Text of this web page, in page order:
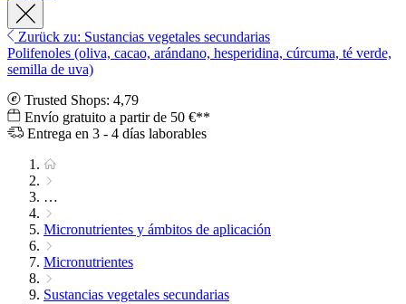
Zurück zu: Sustancias vegetales secundarias
Polifenoles (oliva, cacao, arándano, hesperidina, cúrcuma, té verde,
semilla de uva)
Trusted Shops: 4,79
Envío gratuito a partir de 50 €**
Entrega en 3 - 4 días laborables
…
Micronutrientes y ámbitos de aplicación
Micronutrientes
Sustancias vegetales secundarias